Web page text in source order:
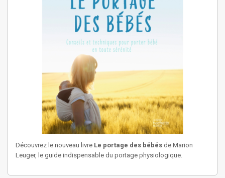
Découvrez le nouveau livre Le portage des bébés de Marion
Leuger, le guide indispensable du portage physiologique.